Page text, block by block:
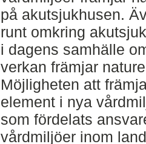
på akutsjukhusen.
runt omkring
i dagens samhälle
verkan främjar
Möjligheten att
element i nya
som fördelats
vårdmiljöer inom